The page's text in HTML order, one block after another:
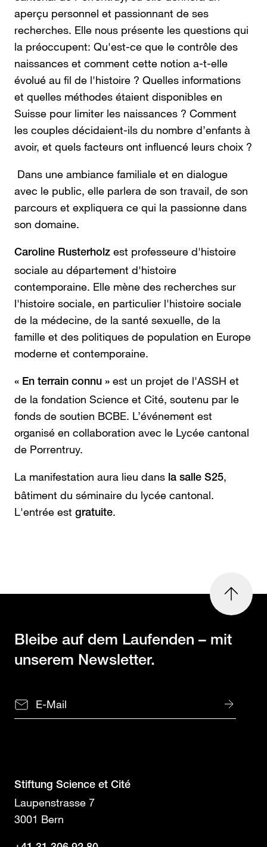
aperçu personnel et passionnant de ses
recherches. Elle nous présente les questions qui
la préoccupent: Qu'est-ce que le contrôle des
naissances et comment cette notion a-t-elle
évolué au fil de l'histoire ? Quelles informations
et quelles méthodes étaient disponibles en
Suisse pour limiter les naissances ? Comment
les couples décidaient-ils du nombre d’enfants à
avoir, et quels facteurs ont influencé leurs choix ?
Dans une ambiance familiale et en dialogue
avec le public, elle parlera de son travail, de son
parcours et expliquera ce qui la passionne dans
son domaine.
Caroline Rusterholz est professeure d'histoire
sociale au département d'histoire
contemporaine. Elle mène des recherches sur
l'histoire sociale, en particulier l'histoire sociale
de la médecine, de la santé sexuelle, de la
famille et des politiques de population en Europe
moderne et contemporaine.
« En terrain connu » est un projet de l'ASSH et
de la fondation Science et Cité, soutenu par le
fonds de soutien BCBE. L’événement est
organisé en collaboration avec le Lycée cantonal
de Porrentruy.
La manifestation aura lieu dans la salle S25,
bâtiment du séminaire du lycée cantonal.
L'entrée est gratuite.
oben
Bleibe auf dem Laufenden – mit
unserem Newsletter.
Stiftung Science et Cité
Laupenstrasse 7
3001 Bern